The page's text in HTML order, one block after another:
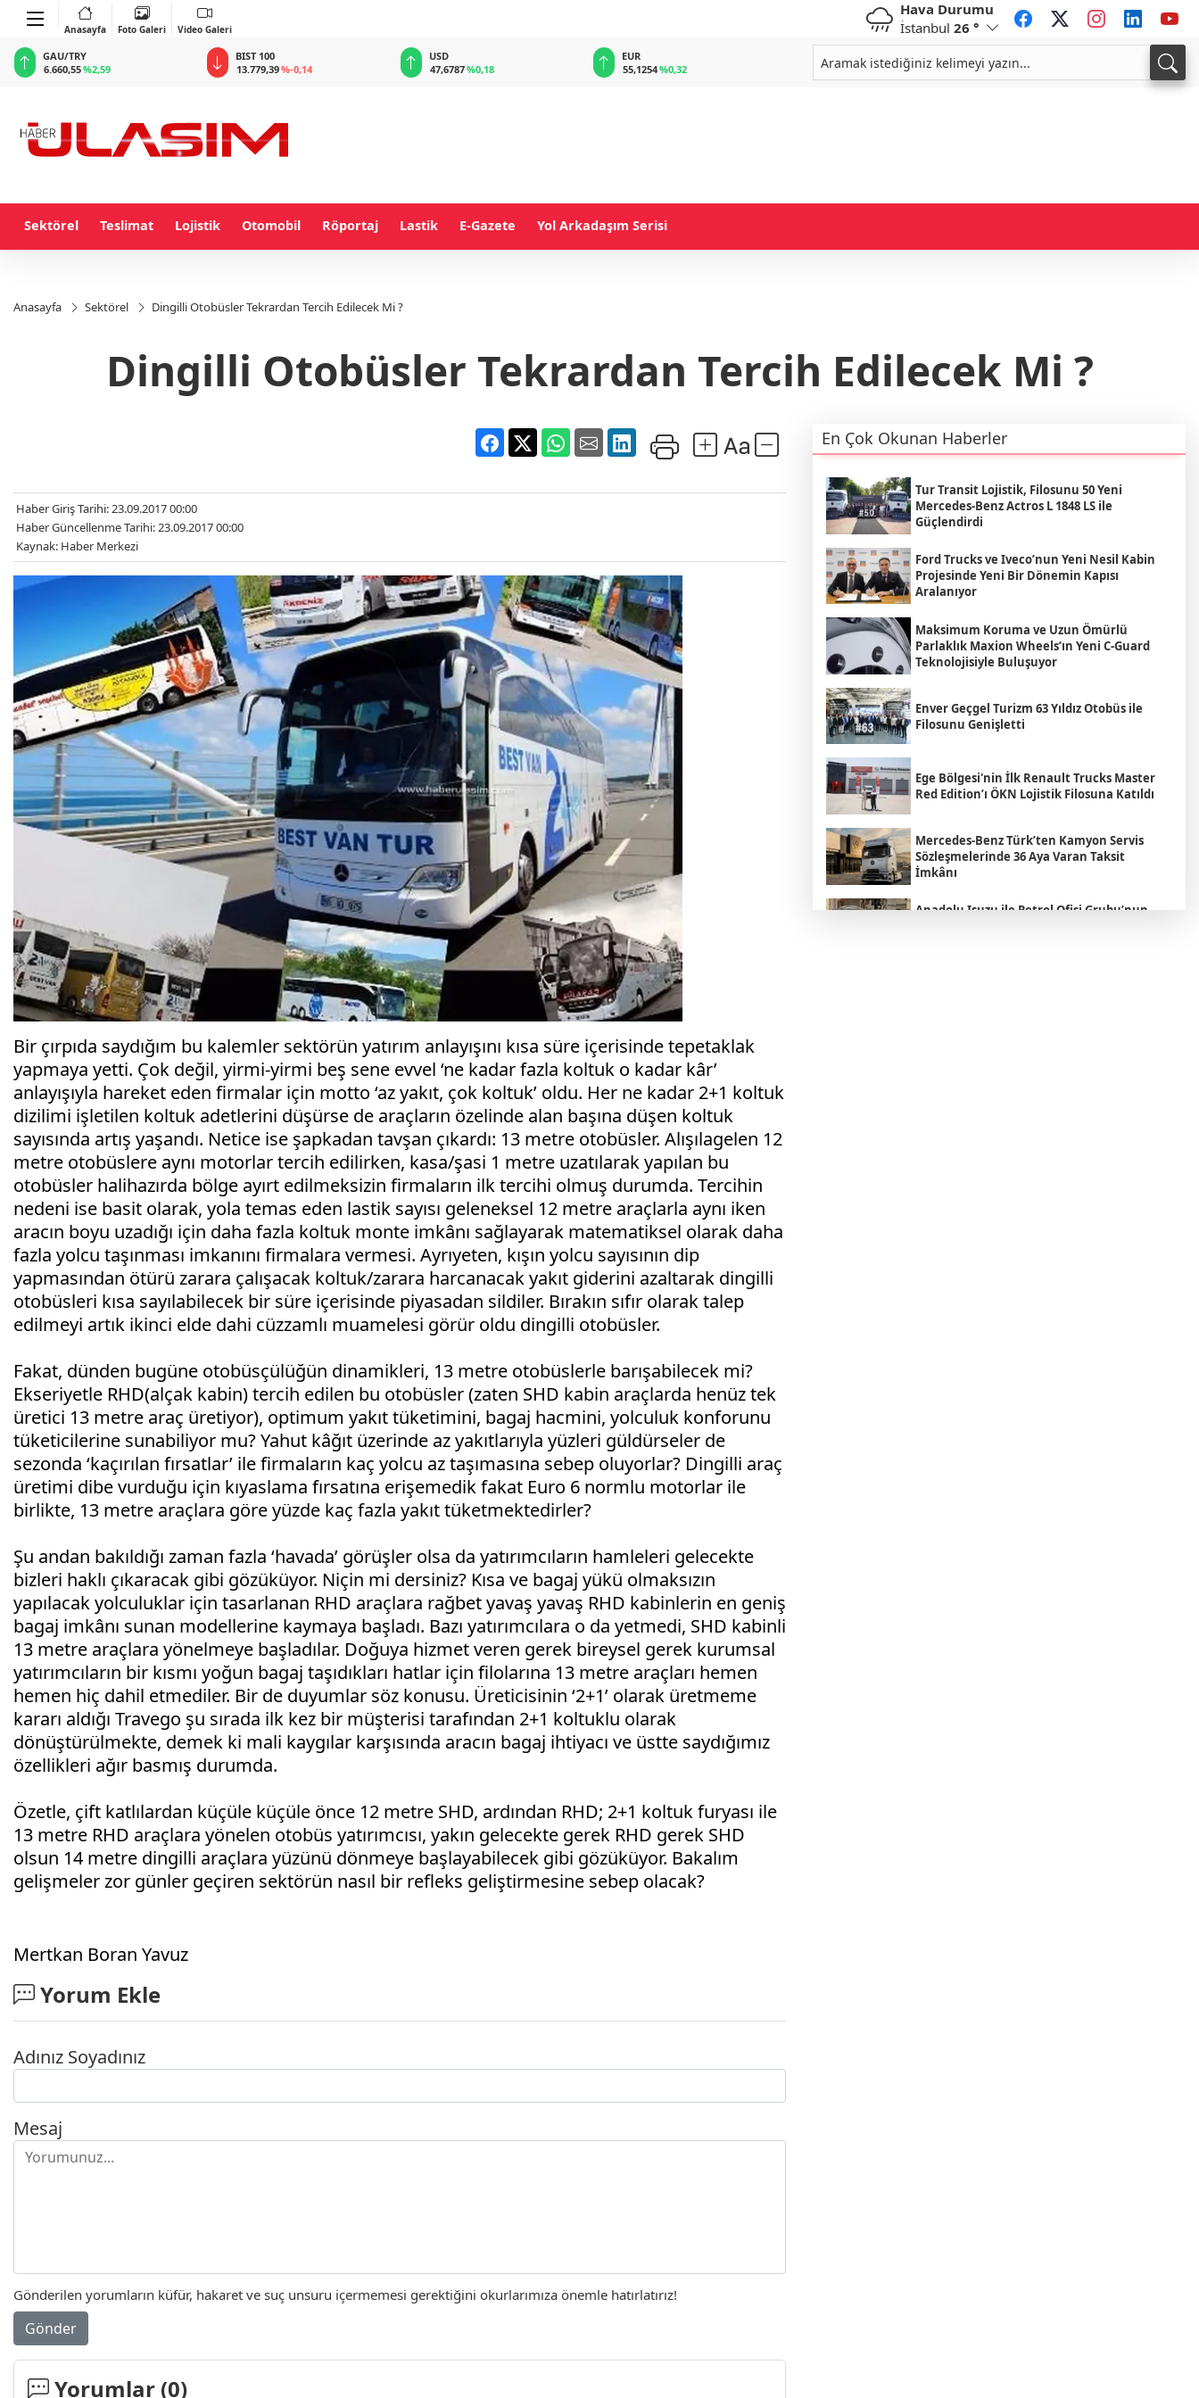
Anasayfa Foto Galeri Video Galeri
Hava Durumu
İstanbul 26 °
BIST 100
13.779,39%-0,14
USD
47,6787%0,18
EUR
55,1254 %0,32
GBP
64,3468%0,38
CHF
59,0083 %0,82
34,1883
Sektörel Teslimat Lojistik Otomobil Röportaj Lastik E-Gazete Yol Arkadaşım Serisi
Anasayfa Sektörel Dingilli Otobüsler Tekrardan Tercih Edilecek Mi ?
Dingilli Otobüsler Tekrardan Tercih Edilecek Mi ?
Haber Giriş Tarihi: 23.09.2017 00:00
Haber Güncellenme Tarihi: 23.09.2017 00:00
Kaynak: Haber Merkezi
Bir çırpıda saydığım bu kalemler sektörün yatırım anlayışını kısa süre içerisinde tepetaklak
yapmaya yetti. Çok değil, yirmi-yirmi beş sene evvel ‘ne kadar fazla koltuk o kadar kâr’
anlayışıyla hareket eden firmalar için motto ‘az yakıt, çok koltuk’ oldu. Her ne kadar 2+1 koltuk
dizilimi işletilen koltuk adetlerini düşürse de araçların özelinde alan başına düşen koltuk
sayısında artış yaşandı. Netice ise şapkadan tavşan çıkardı: 13 metre otobüsler. Alışılagelen 12
metre otobüslere aynı motorlar tercih edilirken, kasa/şasi 1 metre uzatılarak yapılan bu
otobüsler halihazırda bölge ayırt edilmeksizin firmaların ilk tercihi olmuş durumda. Tercihin
nedeni ise basit olarak, yola temas eden lastik sayısı geleneksel 12 metre araçlarla aynı iken
aracın boyu uzadığı için daha fazla koltuk monte imkânı sağlayarak matematiksel olarak daha
fazla yolcu taşınması imkanını firmalara vermesi. Ayrıyeten, kışın yolcu sayısının dip
yapmasından ötürü zarara çalışacak koltuk/zarara harcanacak yakıt giderini azaltarak dingilli
otobüsleri kısa sayılabilecek bir süre içerisinde piyasadan sildiler. Bırakın sıfır olarak talep
edilmeyi artık ikinci elde dahi cüzzamlı muamelesi görür oldu dingilli otobüsler.
Fakat, dünden bugüne otobüsçülüğün dinamikleri, 13 metre otobüslerle barışabilecek mi?
Ekseriyetle RHD(alçak kabin) tercih edilen bu otobüsler (zaten SHD kabin araçlarda henüz tek
üretici 13 metre araç üretiyor), optimum yakıt tüketimini, bagaj hacmini, yolculuk konforunu
tüketicilerine sunabiliyor mu? Yahut kâğıt üzerinde az yakıtlarıyla yüzleri güldürseler de
sezonda ‘kaçırılan fırsatlar’ ile firmaların kaç yolcu az taşımasına sebep oluyorlar? Dingilli araç
üretimi dibe vurduğu için kıyaslama fırsatına erişemedik fakat Euro 6 normlu motorlar ile
birlikte, 13 metre araçlara göre yüzde kaç fazla yakıt tüketmektedirler?
Şu andan bakıldığı zaman fazla ‘havada’ görüşler olsa da yatırımcıların hamleleri gelecekte
bizleri haklı çıkaracak gibi gözüküyor. Niçin mi dersiniz? Kısa ve bagaj yükü olmaksızın
yapılacak yolculuklar için tasarlanan RHD araçlara rağbet yavaş yavaş RHD kabinlerin en geniş
bagaj imkânı sunan modellerine kaymaya başladı. Bazı yatırımcılara o da yetmedi, SHD kabinli
13 metre araçlara yönelmeye başladılar. Doğuya hizmet veren gerek bireysel gerek kurumsal
yatırımcıların bir kısmı yoğun bagaj taşıdıkları hatlar için filolarına 13 metre araçları hemen
hemen hiç dahil etmediler. Bir de duyumlar söz konusu. Üreticisinin ‘2+1’ olarak üretmeme
kararı aldığı Travego şu sırada ilk kez bir müşterisi tarafından 2+1 koltuklu olarak
dönüştürülmekte, demek ki mali kaygılar karşısında aracın bagaj ihtiyacı ve üstte saydığımız
özellikleri ağır basmış durumda.
Özetle, çift katlılardan küçüle küçüle önce 12 metre SHD, ardından RHD; 2+1 koltuk furyası ile
13 metre RHD araçlara yönelen otobüs yatırımcısı, yakın gelecekte gerek RHD gerek SHD
olsun 14 metre dingilli araçlara yüzünü dönmeye başlayabilecek gibi gözüküyor. Bakalım
gelişmeler zor günler geçiren sektörün nasıl bir refleks geliştirmesine sebep olacak?
Mertkan Boran Yavuz
Yorum Ekle
Adınız Soyadınız
Mesaj
Gönderilen yorumların küfür, hakaret ve suç unsuru içermemesi gerektiğini okurlarımıza önemle hatırlatırız!
Gönder
Yorumlar (0)
En Çok Okunan Haberler
Tur Transit Lojistik, Filosunu 50 Yeni
Mercedes-Benz Actros L 1848 LS ile
Güçlendirdi
Ford Trucks ve Iveco’nun Yeni Nesil Kabin
Projesinde Yeni Bir Dönemin Kapısı
Aralanıyor
Maksimum Koruma ve Uzun Ömürlü
Parlaklık Maxion Wheels’ın Yeni C-Guard
Teknolojisiyle Buluşuyor
Enver Geçgel Turizm 63 Yıldız Otobüs ile
Filosunu Genişletti
Ege Bölgesi'nin İlk Renault Trucks Master
Red Edition’ı ÖKN Lojistik Filosuna Katıldı
Mercedes-Benz Türk’ten Kamyon Servis
Sözleşmelerinde 36 Aya Varan Taksit
İmkânı
Anadolu Isuzu ile Petrol Ofisi Grubu’nun